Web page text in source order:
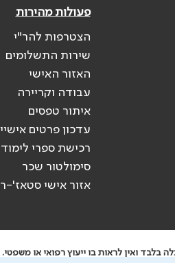
פעולות מהירות
הצטרפות להר"י
שירות התשלומים
האזור האישי
עבודה וקריירה
איתור טפסים
עדכון פרטים
רכישת ספרי לימוד
סימולטור שכר
אזור אישי סטאז'-
ואין לראות בו ייעוץ רפואי או